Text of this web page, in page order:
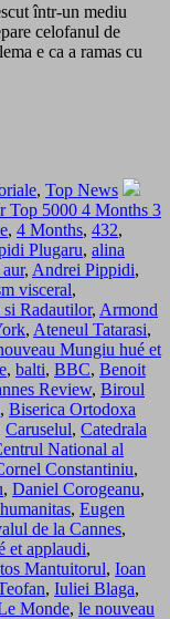
într-un mediu
celofanul de
e ca a ramas cu
, Top News
Top 5000 4 Months 3
, 4 Months, 432,
Plugaru, alina
, Andrei Pippidi,
visceral,
Radautilor, Armond
, Ateneul Tatarasi,
Mungiu hué et
, balti, BBC, Benoit
Review, Biroul
, Biserica Ortodoxa
Caruselul, Catedrala
National al
Constantiniu,
, Daniel Corogeanu,
, Eugen
de la Cannes,
et applaudi,
Mantuitorul, Ioan
, Iuliei Blaga,
Monde, le nouveau